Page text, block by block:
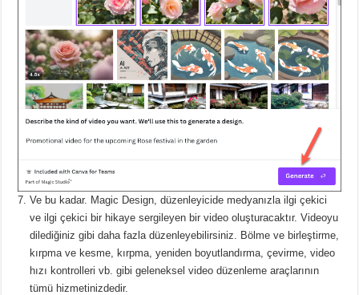
Ve bu kadar. Magic Design, düzenleyicide medyanızla ilgi çekici
ve ilgi çekici bir hikaye sergileyen bir video oluşturacaktır.Videoyu
dilediğiniz gibi daha fazla düzenleyebilirsiniz. Bölme ve birleştirme,
kırpma ve kesme, kırpma, yeniden boyutlandırma, çevirme, video
hızı kontrolleri vb. gibi geleneksel video düzenleme araçlarının
tümü hizmetinizdedir.